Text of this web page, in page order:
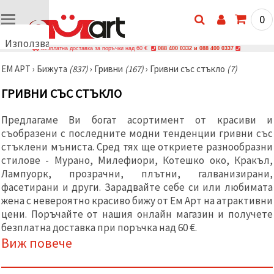
Използваме
🍪
бисквитки
за да
осигурим
правилната
работа на
сайта, да
подобрим
твоето
изживяване
и, с твое
съгласие,
да
анализираме
трафика и
да
по-
0
Безплатна доставка за поръчки над 60 € 088 400 0332 и 088 400 0337
ЕМ АРТ › Бижутa (837)› Гривни (167)› Гривни със стъкло (7)
ГРИВНИ СЪС СТЪКЛО
Предлагаме Ви богат асортимент от красиви и
съобразени с последните модни тенденции гривни със
стъклени мъниста. Сред тях ще откриете разнообразни
стилове - Мурано, Милефиори, Котешко око, Кракъл,
Лампуорк, прозрачни, плътни, галванизирани,
фасетирани и други. Зарадвайте себе си или любимата
жена с невероятно красиво бижу от Ем Арт на атрактивни
цени. Поръчайте от нашия онлайн магазин и получете
безплатна доставка при поръчка над 60 €.
Виж повече